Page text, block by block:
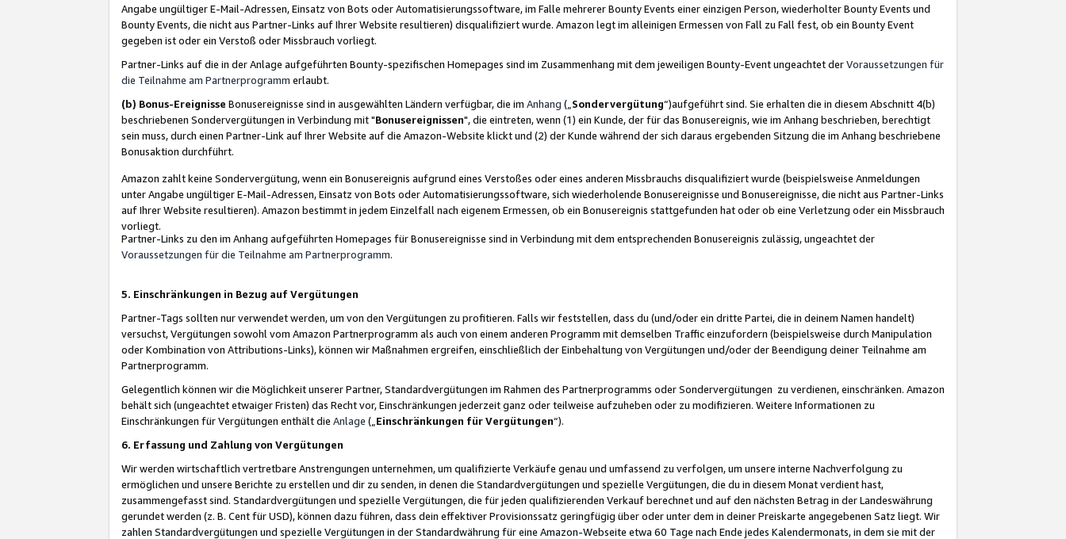
Angabe ungültiger E-Mail-Adressen, Einsatz von Bots oder Automatisierungssoftware, im Falle mehrerer Bounty Events einer einzigen Person, wiederholter Bounty Events und
Bounty Events, die nicht aus Partner-Links auf Ihrer Website resultieren) disqualifiziert wurde. Amazon legt im alleinigen Ermessen von Fall zu Fall fest, ob ein Bounty Event
gegeben ist oder ein Verstoß oder Missbrauch vorliegt.
Partner-Links auf die in der Anlage aufgeführten Bounty-spezifischen Homepages sind im Zusammenhang mit dem jeweiligen Bounty-Event ungeachtet derVoraussetzungen für
die Teilnahme am Partnerprogramm erlaubt.
(b) Bonus-Ereignisse Bonusereignisse sind in ausgewählten Ländern verfügbar, die im Anhang („ Sondervergütung“)aufgeführt sind. Sie erhalten die in diesem Abschnitt 4(b)
beschriebenen Sondervergütungen in Verbindung mit "Bonusereignissen", die eintreten, wenn (1) ein Kunde, der für das Bonusereignis, wie im Anhang beschrieben, berechtigt
sein muss, durch einen Partner-Link auf Ihrer Website auf die Amazon-Website klickt und (2) der Kunde während der sich daraus ergebenden Sitzung die im Anhang beschriebene
Bonusaktion durchführt.
Amazon zahlt keine Sondervergütung, wenn ein Bonusereignis aufgrund eines Verstoßes oder eines anderen Missbrauchs disqualifiziert wurde (beispielsweise Anmeldungen
unter Angabe ungültiger E-Mail-Adressen, Einsatz von Bots oder Automatisierungssoftware, sich wiederholende Bonusereignisse und Bonusereignisse, die nicht aus Partner-Links
auf Ihrer Website resultieren). Amazon bestimmt in jedem Einzelfall nach eigenem Ermessen, ob ein Bonusereignis stattgefunden hat oder ob eine Verletzung oder ein Missbrauch
vorliegt.
Partner-Links zu den im Anhang aufgeführten Homepages für Bonusereignisse sind in Verbindung mit dem entsprechenden Bonusereignis zulässig, ungeachtet der
Voraussetzungen für die Teilnahme am Partnerprogramm.
5. Einschränkungen in Bezug auf Vergütungen
Partner-Tags sollten nur verwendet werden, um von den Vergütungen zu profitieren. Falls wir feststellen, dass du (und/oder ein dritte Partei, die in deinem Namen handelt)
versuchst, Vergütungen sowohl vom Amazon Partnerprogramm als auch von einem anderen Programm mit demselben Traffic einzufordern (beispielsweise durch Manipulation
oder Kombination von Attributions-Links), können wir Maßnahmen ergreifen, einschließlich der Einbehaltung von Vergütungen und/oder der Beendigung deiner Teilnahme am
Partnerprogramm.
Gelegentlich können wir die Möglichkeit unserer Partner, Standardvergütungen im Rahmen des Partnerprogramms oder Sondervergütungen zu verdienen, einschränken. Amazon
behält sich (ungeachtet etwaiger Fristen) das Recht vor, Einschränkungen jederzeit ganz oder teilweise aufzuheben oder zu modifizieren. Weitere Informationen zu
Einschränkungen für Vergütungen enthält die Anlage („ Einschränkungen für Vergütungen“).
6. Erfassung und Zahlung von Vergütungen
Wir werden wirtschaftlich vertretbare Anstrengungen unternehmen, um qualifizierte Verkäufe genau und umfassend zu verfolgen, um unsere interne Nachverfolgung zu
ermöglichen und unsere Berichte zu erstellen und dir zu senden, in denen die Standardvergütungen und spezielle Vergütungen, die du in diesem Monat verdient hast,
zusammengefasst sind. Standardvergütungen und spezielle Vergütungen, die für jeden qualifizierenden Verkauf berechnet und auf den nächsten Betrag in der Landeswährung
gerundet werden (z. B. Cent für USD), können dazu führen, dass dein effektiver Provisionssatz geringfügig über oder unter dem in deiner Preiskarte angegebenen Satz liegt. Wir
zahlen Standardvergütungen und spezielle Vergütungen in der Standardwährung für eine Amazon-Webseite etwa 60 Tage nach Ende jedes Kalendermonats, in dem sie mit der